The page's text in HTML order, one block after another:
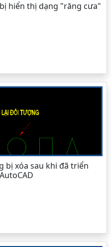
hiển thị dạng "răng cưa"
bị xóa sau khi đã triển